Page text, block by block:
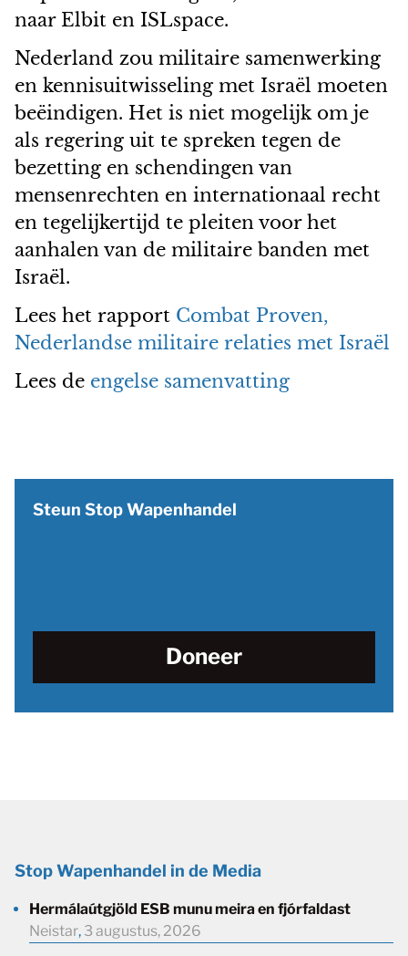
naar Elbit en ISLspace.
Nederland zou militaire samenwerking
en kennisuitwisseling met Israël moeten
beëindigen. Het is niet mogelijk om je
als regering uit te spreken tegen de
bezetting en schendingen van
mensenrechten en internationaal recht
en tegelijkertijd te pleiten voor het
aanhalen van de militaire banden met
Israël.
Lees het rapport Combat Proven,
Nederlandse militaire relaties met Israël
Lees de engelse samenvatting
Steun Stop Wapenhandel
Doneer
Stop Wapenhandel in de Media
Hermálaútgjöld ESB munu meira en fjórfaldast
Neistar, 3 augustus, 2026